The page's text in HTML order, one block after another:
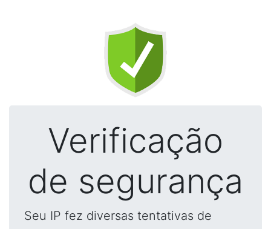
Verificação
de segurança
Seu IP fez diversas tentativas de